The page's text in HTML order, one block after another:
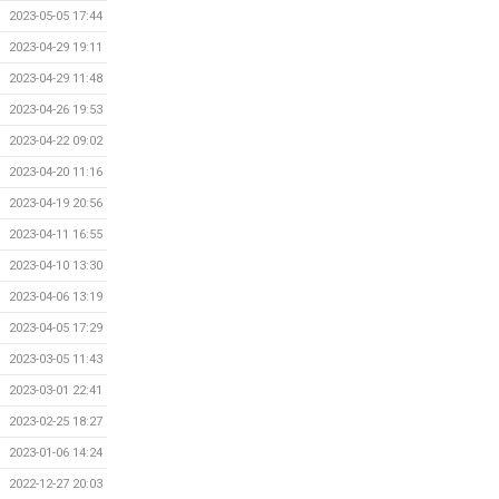
2023-05-05 17:44
2023-04-29 19:11
2023-04-29 11:48
2023-04-26 19:53
2023-04-22 09:02
2023-04-20 11:16
2023-04-19 20:56
2023-04-11 16:55
2023-04-10 13:30
2023-04-06 13:19
2023-04-05 17:29
2023-03-05 11:43
2023-03-01 22:41
2023-02-25 18:27
2023-01-06 14:24
2022-12-27 20:03